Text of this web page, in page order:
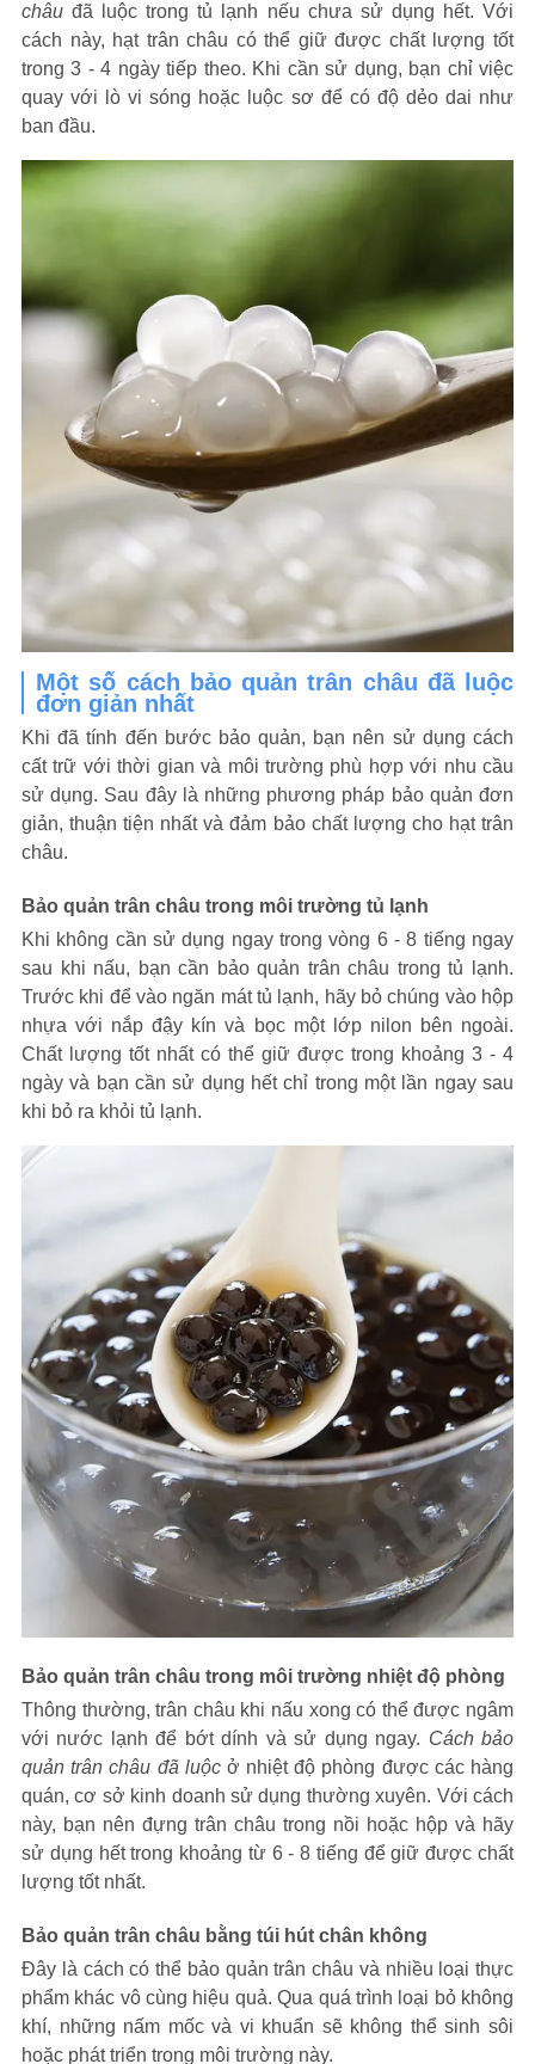
châu đã luộc trong tủ lạnh nếu chưa sử dụng hết. Với
cách này, hạt trân châu có thể giữ được chất lượng tốt
trong 3 - 4 ngày tiếp theo. Khi cần sử dụng, bạn chỉ việc
quay với lò vi sóng hoặc luộc sơ để có độ dẻo dai như
ban đầu.
Một số cách bảo quản trân châu đã luộc
đơn giản nhất
Khi đã tính đến bước bảo quản, bạn nên sử dụng cách
cất trữ với thời gian và môi trường phù hợp với nhu cầu
sử dụng. Sau đây là những phương pháp bảo quản đơn
giản, thuận tiện nhất và đảm bảo chất lượng cho hạt trân
châu.
Bảo quản trân châu trong môi trường tủ lạnh
Khi không cần sử dụng ngay trong vòng 6 - 8 tiếng ngay
sau khi nấu, bạn cần bảo quản trân châu trong tủ lạnh.
Trước khi để vào ngăn mát tủ lạnh, hãy bỏ chúng vào hộp
nhựa với nắp đậy kín và bọc một lớp nilon bên ngoài.
Chất lượng tốt nhất có thể giữ được trong khoảng 3 - 4
ngày và bạn cần sử dụng hết chỉ trong một lần ngay sau
khi bỏ ra khỏi tủ lạnh.
Bảo quản trân châu trong môi trường nhiệt độ phòng
Thông thường, trân châu khi nấu xong có thể được ngâm
với nước lạnh để bớt dính và sử dụng ngay. Cách bảo
quản trân châu đã luộcở nhiệt độ phòng được các hàng
quán, cơ sở kinh doanh sử dụng thường xuyên. Với cách
này, bạn nên đựng trân châu trong nồi hoặc hộp và hãy
sử dụng hết trong khoảng từ 6 - 8 tiếng để giữ được chất
lượng tốt nhất.
Bảo quản trân châu bằng túi hút chân không
Đây là cách có thể bảo quản trân châu và nhiều loại thực
phẩm khác vô cùng hiệu quả. Qua quá trình loại bỏ không
khí, những nấm mốc và vi khuẩn sẽ không thể sinh sôi
hoặc phát triển trong môi trường này.